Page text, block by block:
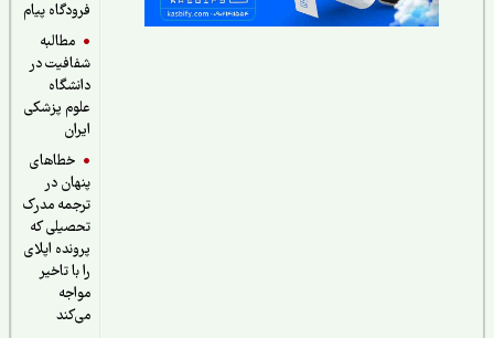
فرودگاه پیام
مطالبه
شفافیت در
دانشگاه
علوم پزشکی
ایران
خطاهای
پنهان در
ترجمه مدرک
تحصیلی که
پرونده اپلای
را با تاخیر
مواجه
می‌کند